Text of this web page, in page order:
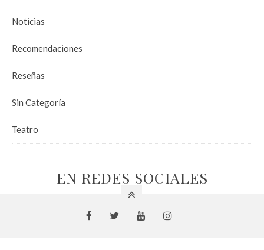
Noticias
Recomendaciones
Reseñas
Sin Categoría
Teatro
EN REDES SOCIALES